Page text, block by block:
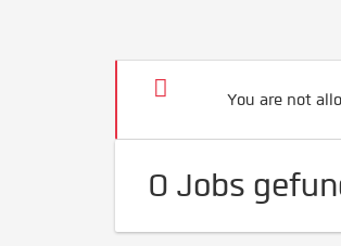
You are not
0 Jobs